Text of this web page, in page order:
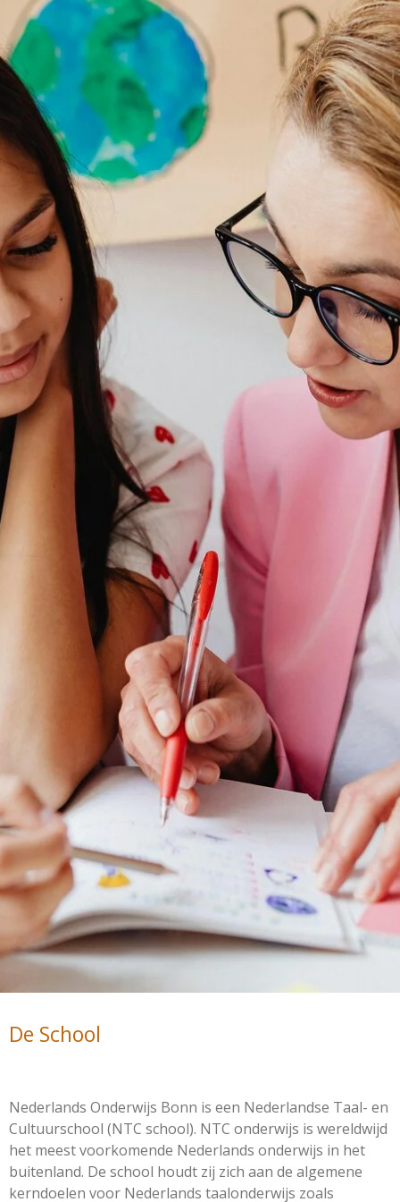
De School
Nederlands Onderwijs Bonn is een Nederlandse Taal- en
Cultuurschool (NTC school). NTC onderwijs is wereldwijd
het meest voorkomende Nederlands onderwijs in het
buitenland. De school houdt zij zich aan de algemene
kerndoelen voor Nederlands taalonderwijs zoals